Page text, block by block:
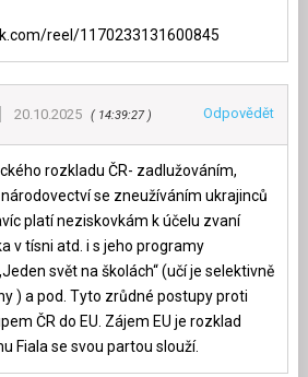
reel/1170233131600845
20.10.2025 14:39:27 Odpovědět
rozkladu ČR- zadlužováním,
se zneužíváním ukrajinců
platí neziskovkám k účelu zvaní
v tísni atd. i s jeho programy
svět na školách“ (učí je selektivně
) a pod. Tyto zrůdné postupy proti
ČR do EU. Zájem EU je rozklad
Fiala se svou partou slouží.